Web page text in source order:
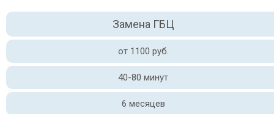
Замена ГБЦ
от 1100 руб.
40-80 минут
6 месяцев